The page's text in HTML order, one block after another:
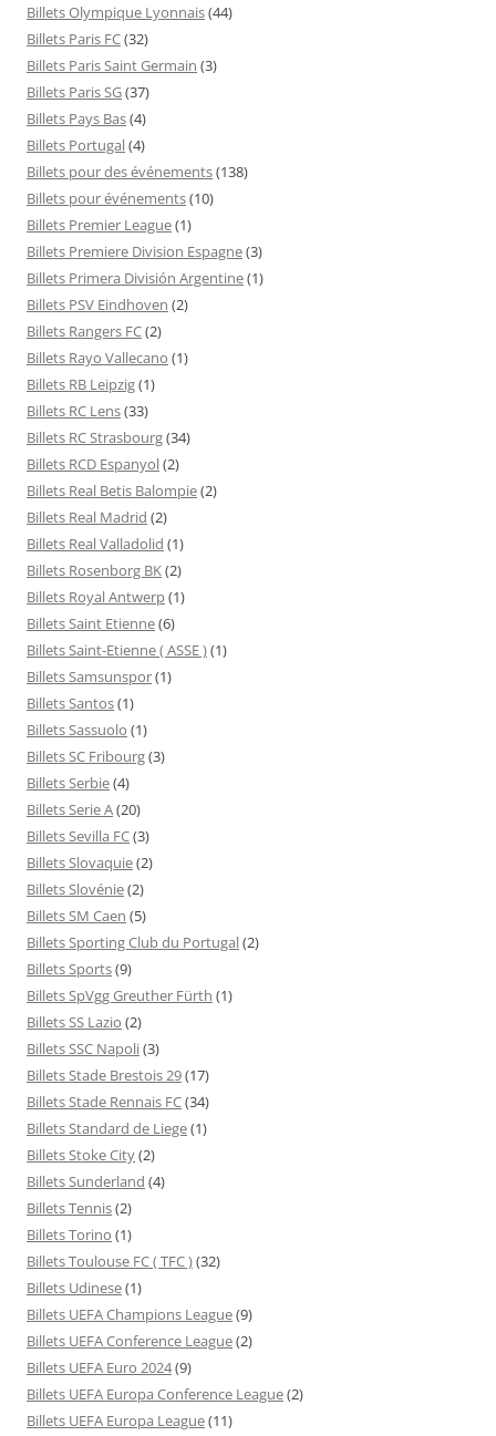
Billets Olympique Lyonnais(44)
Billets Paris FC(32)
Billets Paris Saint Germain (3)
Billets Paris SG(37)
Billets Pays Bas(4)
Billets Portugal(4)
Billets pour des événements(138)
Billets pour événements(10)
Billets Premier League(1)
Billets Premiere Division Espagne(3)
Billets Primera División Argentine(1)
Billets PSV Eindhoven (2)
Billets Rangers FC(2)
Billets Rayo Vallecano (1)
Billets RB Leipzig(1)
Billets RC Lens(33)
Billets RC Strasbourg(34)
Billets RCD Espanyol(2)
Billets Real Betis Balompie(2)
Billets Real Madrid (2)
Billets Real Valladolid (1)
Billets Rosenborg BK(2)
Billets Royal Antwerp(1)
Billets Saint Etienne(6)
Billets Saint-Etienne ( ASSE )(1)
Billets Samsunspor(1)
Billets Santos(1)
Billets Sassuolo (1)
Billets SC Fribourg(3)
Billets Serbie(4)
Billets Serie A(20)
Billets Sevilla FC(3)
Billets Slovaquie(2)
Billets Slovénie(2)
Billets SM Caen (5)
Billets Sporting Club du Portugal(2)
Billets Sports(9)
Billets SpVgg Greuther Fürth (1)
Billets SS Lazio (2)
Billets SSC Napoli(3)
Billets Stade Brestois 29(17)
Billets Stade Rennais FC(34)
Billets Standard de Liege(1)
Billets Stoke City(2)
Billets Sunderland (4)
Billets Tennis(2)
Billets Torino (1)
Billets Toulouse FC ( TFC )(32)
Billets Udinese(1)
Billets UEFA Champions League(9)
Billets UEFA Conference League(2)
Billets UEFA Euro 2024(9)
Billets UEFA Europa Conference League(2)
Billets UEFA Europa League(11)